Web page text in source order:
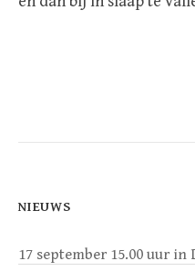
NIEUWS
17 september 15.00 uur in